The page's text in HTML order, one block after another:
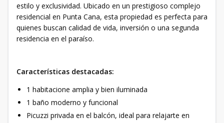
estilo y exclusividad. Ubicado en un prestigioso complejo
residencial en Punta Cana, esta propiedad es perfecta para
quienes buscan calidad de vida, inversión o una segunda
residencia en el paraíso.
Características destacadas:
1 habitacione amplia y bien iluminada
1 baño moderno y funcional
Picuzzi privada en el balcón, ideal para relajarte en